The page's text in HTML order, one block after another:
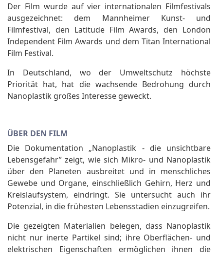
Der Film wurde auf vier internationalen Filmfestivals
ausgezeichnet: dem Mannheimer Kunst- und
Filmfestival, den Latitude Film Awards, den London
Independent Film Awards und dem Titan International
Film Festival.
In Deutschland, wo der Umweltschutz höchste
Priorität hat, hat die wachsende Bedrohung durch
Nanoplastik großes Interesse geweckt.
ÜBER DEN FILM
Die Dokumentation „Nanoplastik - die unsichtbare
Lebensgefahr” zeigt, wie sich Mikro- und Nanoplastik
über den Planeten ausbreitet und in menschliches
Gewebe und Organe, einschließlich Gehirn, Herz und
Kreislaufsystem, eindringt. Sie untersucht auch ihr
Potenzial, in die frühesten Lebensstadien einzugreifen.
Die gezeigten Materialien belegen, dass Nanoplastik
nicht nur inerte Partikel sind; ihre Oberflächen- und
elektrischen Eigenschaften ermöglichen ihnen die